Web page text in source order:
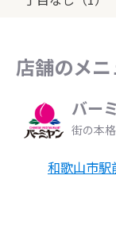
店舗のメ
バー
街の本
和歌山市駅